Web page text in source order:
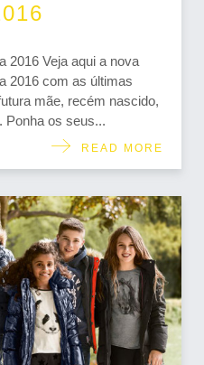
2016 Veja aqui a nova
2016 com as últimas
mãe, recém nascido,
Ponha os seus...
READ MORE